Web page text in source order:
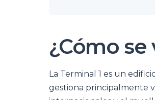
¿Cómo se
La Terminal 1 es un
gestiona principalmente